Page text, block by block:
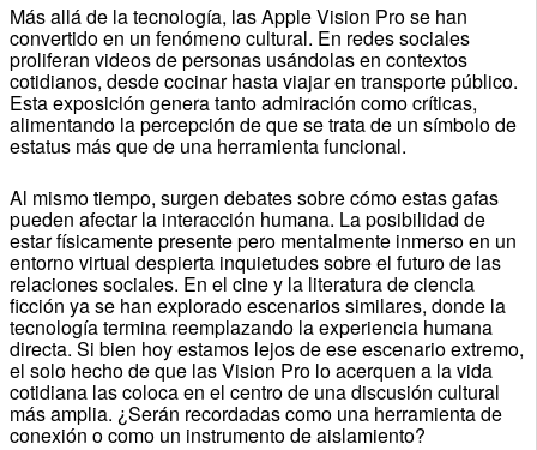
Más allá de la tecnología, las Apple Vision Pro se han
convertido en un fenómeno cultural. En redes sociales
proliferan videos de personas usándolas en contextos
cotidianos, desde cocinar hasta viajar en transporte público.
Esta exposición genera tanto admiración como críticas,
alimentando la percepción de que se trata de un símbolo de
estatus más que de una herramienta funcional.
Al mismo tiempo, surgen debates sobre cómo estas gafas
pueden afectar la interacción humana. La posibilidad de
estar físicamente presente pero mentalmente inmerso en un
entorno virtual despierta inquietudes sobre el futuro de las
relaciones sociales. En el cine y la literatura de ciencia
ficción ya se han explorado escenarios similares, donde la
tecnología termina reemplazando la experiencia humana
directa. Si bien hoy estamos lejos de ese escenario extremo,
el solo hecho de que las Vision Pro lo acerquen a la vida
cotidiana las coloca en el centro de una discusión cultural
más amplia. ¿Serán recordadas como una herramienta de
conexión o como un instrumento de aislamiento?